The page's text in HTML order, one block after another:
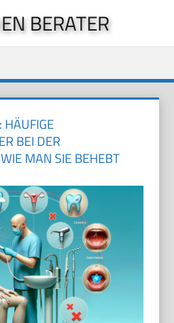
BERATER
HÄUFIGE
BEI DER
MAN SIE BEHEBT